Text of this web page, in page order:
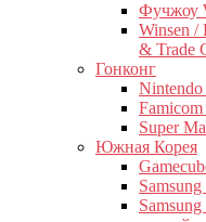
Фучжоу
Winsen
& Trade
Гонконг
Nintendo
Super
Южная Корея